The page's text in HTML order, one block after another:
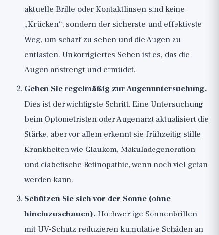
aktuelle Brille oder Kontaktlinsen sind keine
„Krücken“, sondern der sicherste und effektivste
Weg, um scharf zu sehen und die Augen zu
entlasten. Unkorrigiertes Sehen ist es, das die
Augen anstrengt und ermüdet.
Gehen Sie regelmäßig zur Augenuntersuchung.
Dies ist der wichtigste Schritt. Eine Untersuchung
beim Optometristen oder Augenarzt aktualisiert die
Stärke, aber vor allem erkennt sie frühzeitig stille
Krankheiten wie Glaukom, Makuladegeneration
und diabetische Retinopathie, wenn noch viel getan
werden kann.
Schützen Sie sich vor der Sonne (ohne
hineinzuschauen). Hochwertige Sonnenbrillen
mit UV-Schutz reduzieren kumulative Schäden an